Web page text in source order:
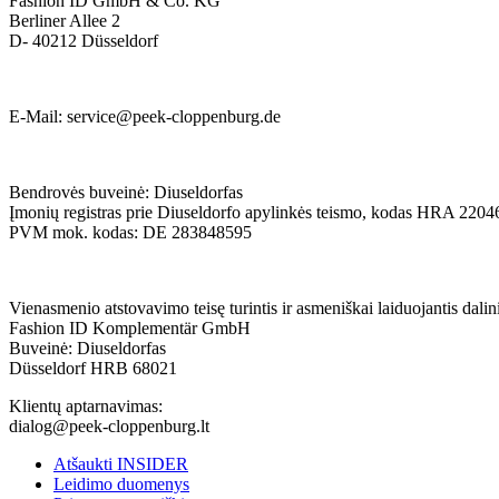
Berliner Allee 2
D- 40212 Düsseldorf
E-Mail: service@peek-cloppenburg.de
Bendrovės buveinė: Diuseldorfas
Įmonių registras prie Diuseldorfo apylinkės teismo, kodas HRA
PVM mok. kodas: DE 283848595
Vienasmenio atstovavimo teisę turintis ir asmeniškai laiduojantis
Fashion ID Komplementär GmbH
Buveinė: Diuseldorfas
Düsseldorf HRB 68021
Klientų aptarnavimas:
dialog@peek-cloppenburg.lt
Atšaukti INSIDER
Leidimo duomenys